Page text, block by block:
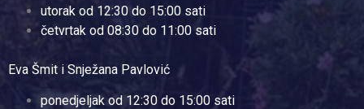
utorak od 12:30 do 15:00 sati
četvrtak od 08:30 do 11:00 sati
Eva Šmit i Snježana Pavlović
ponedjeljak od 12:30 do 15:00 sati